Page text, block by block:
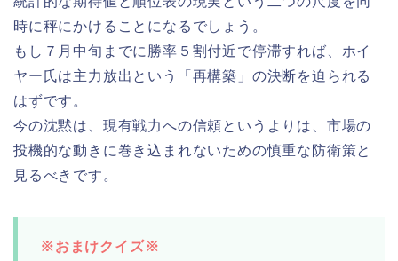
時に秤にかけることになるでしょう。
もし７月中旬までに勝率５割付近で停滞すれば、ホイ
ヤー氏は主力放出という「再構築」の決断を迫られる
はずです。
今の沈黙は、現有戦力への信頼というよりは、市場の
投機的な動きに巻き込まれないための慎重な防衛策と
見るべきです。
※おまけクイズ※